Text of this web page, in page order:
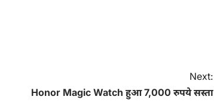
Next:
Honor Magic Watch हुआ 7,000 रुपये सस्ता